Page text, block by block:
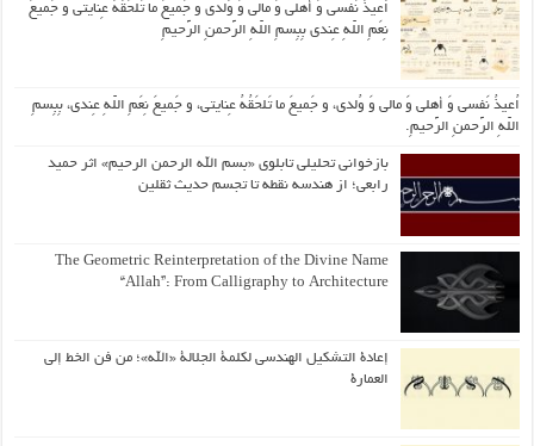
اُعیذُ نَفسی وَ أهلی وَ مالی وَ وُلدی و جَمیعَ ما تَلحَقُهُ عِنایتی و جَمیعَ
نِعَمِ اللّهِ عِندی بِبِسمِ اللّهِ الرَّحمنِ الرَّحیمِ
اُعیذُ نَفسی وَ أهلی وَ مالی وَ وُلدی، و جَمیعَ ما تَلحَقُهُ عِنایتی، و جَمیعَ نِعَمِ اللّهِ عِندی، بِبِسمِ
اللّهِ الرَّحمنِ الرَّحیمِ.
بازخوانی تحلیلی تابلوی «بسم الله الرحمن الرحیم» اثر حمید
رابعی؛ از هندسه نقطه تا تجسم حدیث ثقلین
The Geometric Reinterpretation of the Divine Name
“Allah”: From Calligraphy to Architecture
إعادة التشكيل الهندسي لكلمة الجلالة «الله»؛ من فن الخط إلى
العمارة